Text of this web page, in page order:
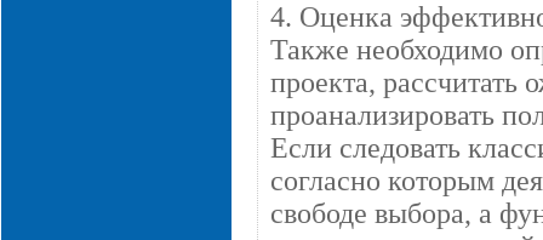
4. Оценка
Также необходимо
проекта, рассчитать
проанализировать
Если следовать
согласно которым
свободе выбора, а